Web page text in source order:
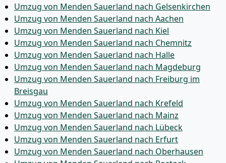
Umzug von Menden Sauerland nach Gelsenkirchen
Umzug von Menden Sauerland nach Aachen
Umzug von Menden Sauerland nach Kiel
Umzug von Menden Sauerland nach Chemnitz
Umzug von Menden Sauerland nach Halle
Umzug von Menden Sauerland nach Magdeburg
Umzug von Menden Sauerland nach Freiburg im
Breisgau
Umzug von Menden Sauerland nach Krefeld
Umzug von Menden Sauerland nach Mainz
Umzug von Menden Sauerland nach Lübeck
Umzug von Menden Sauerland nach Erfurt
Umzug von Menden Sauerland nach Oberhausen